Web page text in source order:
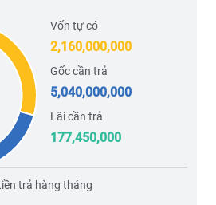
Vốn tự có
2,160,000,000
Gốc cần trả
5,040,000,000
Lãi cần trả
177,450,000
trả hàng tháng